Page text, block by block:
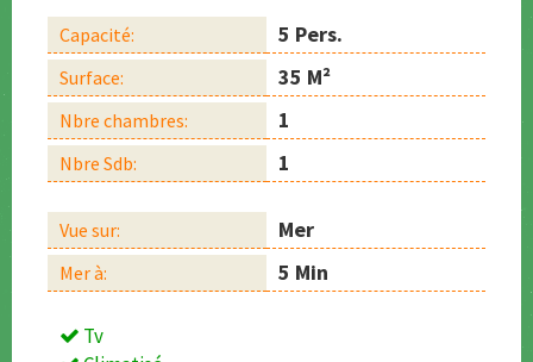
Capacité: 5 Pers.
Surface: 35 M²
Nbre chambres: 1
Nbre Sdb: 1
Vue sur: Mer
Mer à: 5 Min
Tv